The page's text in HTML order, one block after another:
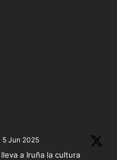
5 Jun 2025
a Iruña la cultura